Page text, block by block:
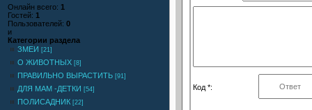
Онлайн всего: 1
Гостей: 1
Пользователей: 0
и
Категории раздела
ЗМЕИ [21]
О ЖИВОТНЫХ [8]
ПРАВИЛЬНО ВЫРАСТИТЬ [91]
ДЛЯ МАМ -ДЕТКИ [54]
ПОЛИСАДНИК [22]
Код *: